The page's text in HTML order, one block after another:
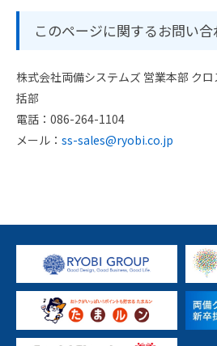
このページに関するお問い
株式会社両備システムズ 営業本部 ク
括部
電話：086-264-1104
メール： ss-sales@ryobi.co.jp